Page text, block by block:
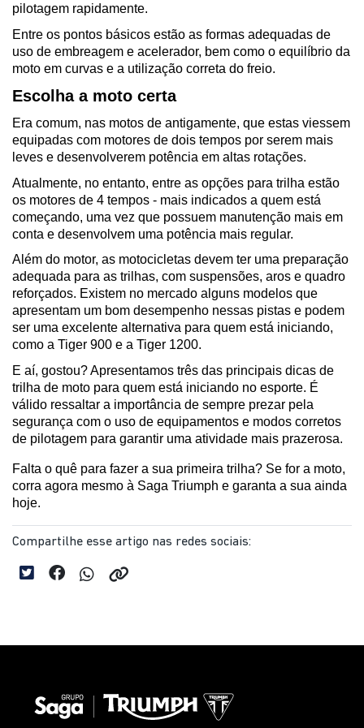
pilotagem rapidamente.
Entre os pontos básicos estão as formas adequadas de
uso de embreagem e acelerador, bem como o equilíbrio da
moto em curvas e a utilização correta do freio.
Escolha a moto certa
Era comum, nas motos de antigamente, que estas viessem
equipadas com motores de dois tempos por serem mais
leves e desenvolverem potência em altas rotações.
Atualmente, no entanto, entre as opções para trilha estão
os motores de 4 tempos - mais indicados a quem está
começando, uma vez que possuem manutenção mais em
conta e desenvolvem uma potência mais regular.
Além do motor, as motocicletas devem ter uma preparação
adequada para as trilhas, com suspensões, aros e quadro
reforçados. Existem no mercado alguns modelos que
apresentam um bom desempenho nessas pistas e podem
ser uma excelente alternativa para quem está iniciando,
como a Tiger 900 e a Tiger 1200.
E aí, gostou? Apresentamos três das principais dicas de
trilha de moto para quem está iniciando no esporte. É
válido ressaltar a importância de sempre prezar pela
segurança com o uso de equipamentos e modos corretos
de pilotagem para garantir uma atividade mais prazerosa.
Falta o quê para fazer a sua primeira trilha? Se for a moto,
corra agora mesmo à Saga Triumph e garanta a sua ainda
hoje.
Compartilhe esse artigo nas redes sociais: